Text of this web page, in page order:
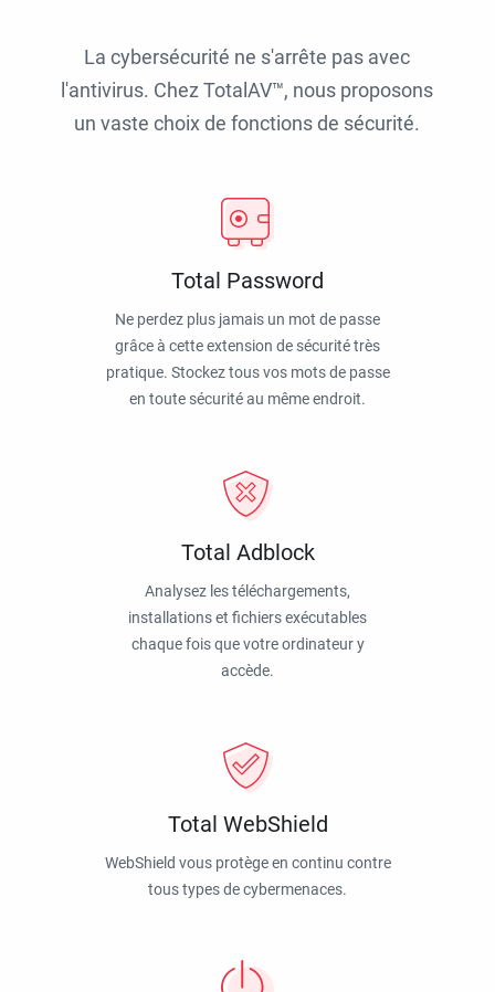
La cybersécurité ne s'arrête pas avec
l'antivirus. Chez TotalAV™, nous proposons
un vaste choix de fonctions de sécurité.
Total Password
Ne perdez plus jamais un mot de passe
grâce à cette extension de sécurité très
pratique. Stockez tous vos mots de passe
en toute sécurité au même endroit.
Total Adblock
Analysez les téléchargements,
installations et fichiers exécutables
chaque fois que votre ordinateur y
accède.
Total WebShield
WebShield vous protège en continu contre
tous types de cybermenaces.